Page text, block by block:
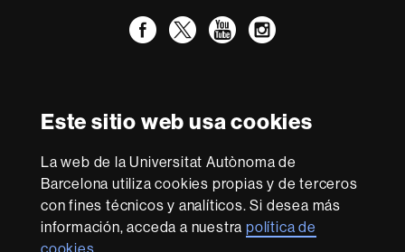
Este sitio web usa cookies
La web de la Universitat Autònoma de
Barcelona utiliza cookies propias y de terceros
con fines técnicos y analíticos. Si desea más
información, acceda a nuestrapolítica de
cookies
Facebook
TwitterYouTube
Instagram
Excellence
Research
-
Euraxess
Con la financiación de